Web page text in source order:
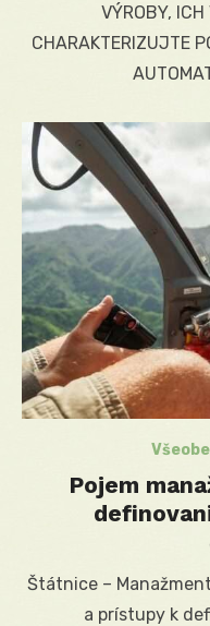
VÝROBY,
CHARAKTERIZUJTE
Pojem
Štátnice –
a prístupy k